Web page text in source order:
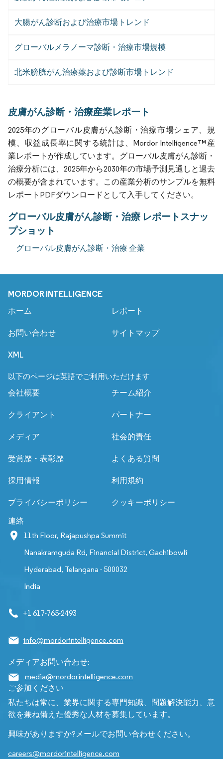
大腸がん診断および治療市場トレンド
グローバルメラノーマ診断・治療市場規模
北米膀胱がん治療薬および診断市場トレンド
皮膚がん診断・治療産業レポート
2025年のグローバル皮膚がん診断・治療市場シェア、規
模、収益成長率に関する統計は、Mordor Intelligence™産
業レポートが作成しています。グローバル皮膚がん診断・
治療分析には、2025年から2030年の市場予測見通しと過去
の概要が含まれています。この産業分析のサンプルを無料
レポートPDFダウンロードとして入手してください。
グローバル皮膚がん診断・治療 レポートスナッ
プショット
グローバル皮膚がん診断・治療 企業
MORDOR INTELLIGENCE
ホーム レポート
お問い合わせ サイトマップ
XML
以下のページは英語でご利用いただけます
会社概要
チーム紹介
クライアント パートナー
メディア 社会的責任
受賞歴・表彰歴 よくある質問
採用情報 利用規約
プライバシーポリシー クッキーポリシー
連絡
11th Floor, Rajapushpa Summit
Nanakramguda Rd, Financial District, Gachibowli
Hyderabad, Telangana - 500032
India
+1 617-765-2493
info@mordorintelligence.com
メディアお問い合わせ:
media@mordorintelligence.com
ご参加ください
私たちは常に、業界に関する専門知識、問題解決能力、意
欲を兼ね備えた優秀な人材を募集しています。
興味がありますか?メールでお問い合わせください。
careers@mordorintelligence.com